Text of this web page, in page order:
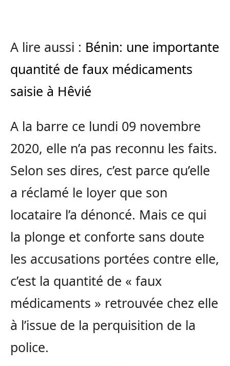
A lire aussi : Bénin: une importante
quantité de faux médicaments
saisie à Hêvié
A la barre ce lundi 09 novembre
2020, elle n’a pas reconnu les faits.
Selon ses dires, c’est parce qu’elle
a réclamé le loyer que son
locataire l’a dénoncé. Mais ce qui
la plonge et conforte sans doute
les accusations portées contre elle,
c’est la quantité de « faux
médicaments » retrouvée chez elle
à l’issue de la perquisition de la
police.